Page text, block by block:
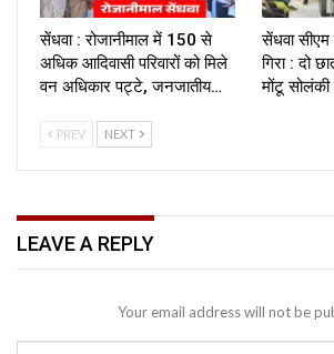
सेंधवा : रोजानीमाल में 150 से
अधिक आदिवासी परिवारों को मिले
वन अधिकार पट्टे, जनजातीय…
सेंधवा
गिरा : दो
मोंटू
PREV NEXT
LEAVE A REPLY
Your email address will not be